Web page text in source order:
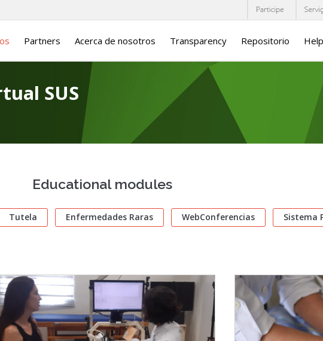
Partners Acerca de nosotros Transparency Repositorio Help
SUS
Educational modules
Tutela Enfermedades Raras WebConferencias Sistema